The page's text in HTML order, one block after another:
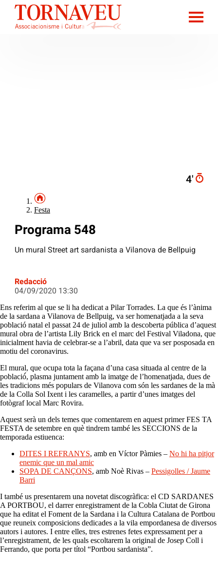
4′
Festa
Programa 548
Un mural Street art sardanista a Vilanova de Bellpuig
Redacció
04/09/2020 13:30
Ens referim al que se li ha dedicat a Pilar Torrades. La que és l’ànima
de la sardana a Vilanova de Bellpuig, va ser homenatjada a la seva
població natal el passat 24 de juliol amb la descoberta pública d’aquest
mural obra de l’artista Lily Brick en el marc del Festival Viladona, que
inicialment havia de celebrar-se a l’abril, data que va ser posposada en
motiu del coronavirus.
El mural, que ocupa tota la façana d’una casa situada al centre de la
població́, plasma juntament amb la imatge de l’homenatjada, dues de
les tradicions més populars de Vilanova com són les sardanes de la mà
de la Colla Sol Ixent i les caramelles, a partir d’unes imatges del
fotògraf local Marc Rovira.
Aquest serà un dels temes que comentarem en aquest primer FES TA
FESTA de setembre en què tindrem també les SECCIONS de la
temporada estiuenca:
DITES I REFRANYS, amb en Víctor Pàmies – No hi ha pitjor
enemic que un mal amic
SOPA DE CANÇONS, amb Noè Rivas – Pessigolles / Jaume
Barri
I també us presentarem una novetat discogràfica: el CD SARDANES
A PORTBOU, el darrer enregistrament de la Cobla Ciutat de Girona
que ha editat el Foment de la Sardana i la Cultura Catalana de Portbou
que reuneix composicions dedicades a la vila empordanesa de diversos
autors i autores. I entre elles, tres estrenes fetes expressament per a
l’enregistrament, de les quals escoltarem la original de Josep Coll i
Ferrando, que porta per títol “Portbou sardanista”.